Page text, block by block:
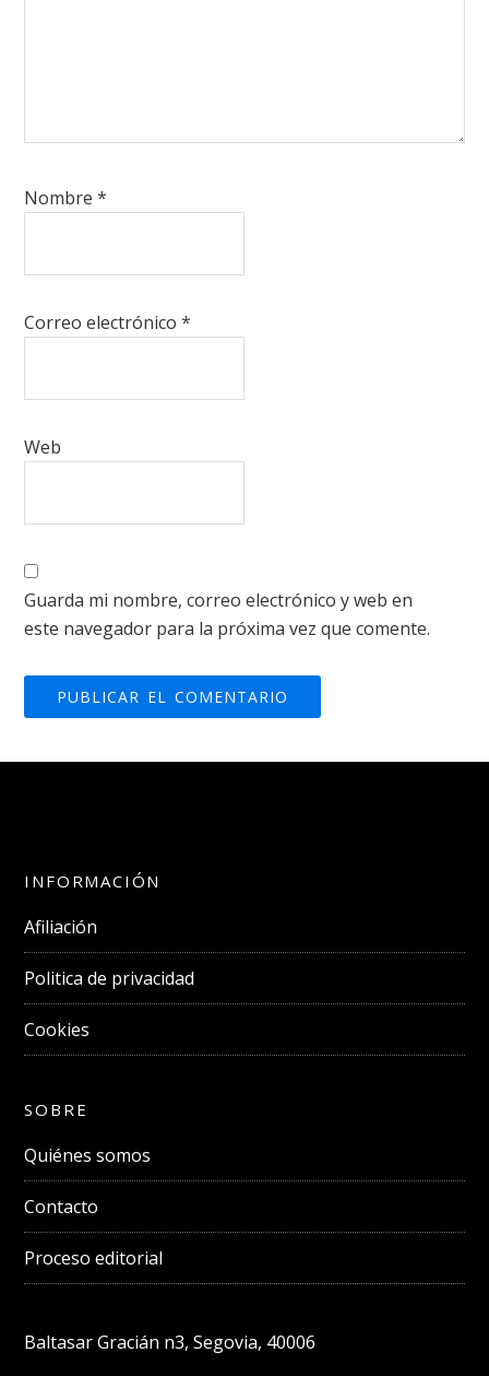
Nombre*
Correo electrónico*
Web
Guarda mi nombre, correo electrónico y web en
este navegador para la próxima vez que comente.
INFORMACIÓN
Afiliación
Politica de privacidad
Cookies
SOBRE
Quiénes somos
Contacto
Proceso editorial
Baltasar Gracián n3, Segovia, 40006